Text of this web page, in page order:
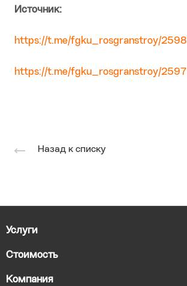
Источник:
https://t.me/fgku_rosgranstroy/2598
https://t.me/fgku_rosgranstroy/2597
Назад к списку
Услуги
Стоимость
Компания